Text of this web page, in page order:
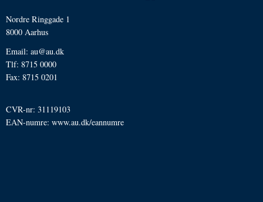
Nordre Ringgade 1
8000 Aarhus
Email: au@au.dk
Tlf: 8715 0000
Fax: 8715 0201
CVR-nr: 31119103
EAN-numre: www.au.dk/eannumre